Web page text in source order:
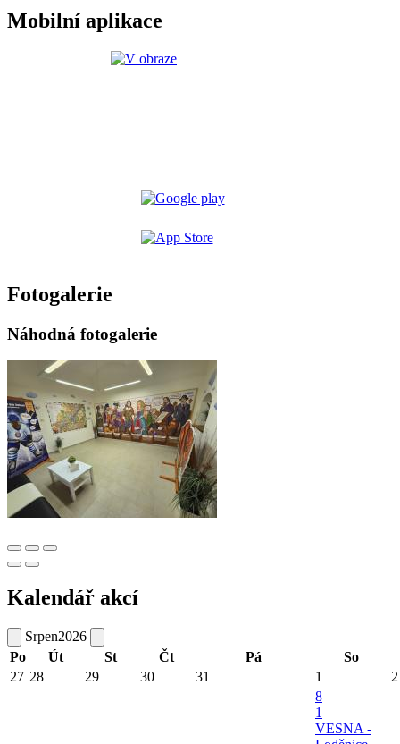
Mobilní aplikace
Fotogalerie
Náhodná fotogalerie
Kalendář akcí
Srpen2026
Po
Út St Čt Pá
So
27 28 29 30 31 1 2
8
1
VESNA -